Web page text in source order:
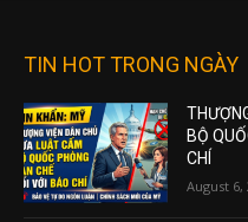
TIN HOT TRONG NGÀY
BỘ
CHÍ
August 6,